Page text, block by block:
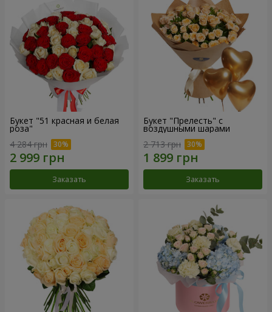
Букет "51 красная и белая
роза"
4 284 грн
Заказать
Букет "Прелесть" с
воздушными шарами
2 713 грн
Заказать